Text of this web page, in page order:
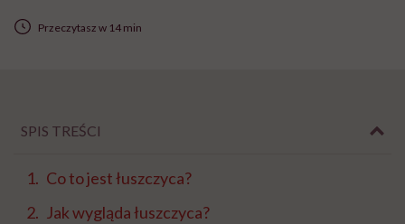
Przeczytasz w 14 min
SPIS TREŚCI
Co to jest łuszczyca?
Jak wygląda łuszczyca?